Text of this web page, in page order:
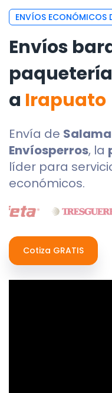
ENVÍOS ECONÓMICOS
Envíos
a Irapuato
Envía de
Envíosperros, la
líder para
económicos.
Cotiza GRATIS